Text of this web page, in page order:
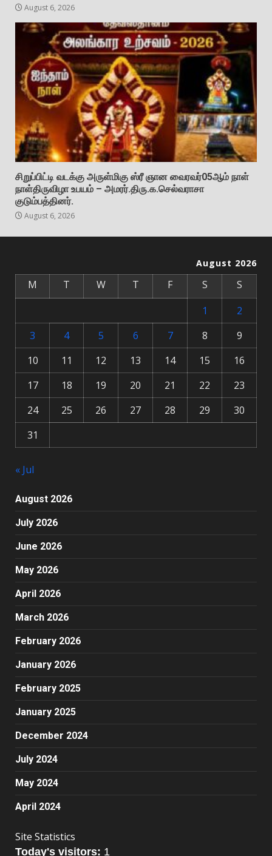
August 6, 2026
சிறுப்பிட்டி வடக்கு அருள்மிகு ஸ்ரீ ஞான வைரவர்05ஆம் நாள்
நாள்திருவிழா உபயம் – அமரர்.திரு.க.செல்வராசா
குடும்பத்தினர்.
August 6, 2026
August 2026
M T W T F S
S
1
2
3
4 5 6 7 8
9
10
11 12 13 14 15
16
17
18 19 20 21 22
23
24
25 26 27 28 29
30
31
« Jul
August 2026
July 2026
June 2026
May 2026
April 2026
March 2026
February 2026
January 2026
February 2025
January 2025
December 2024
July 2024
May 2024
April 2024
Site Statistics
Today's visitors: 1